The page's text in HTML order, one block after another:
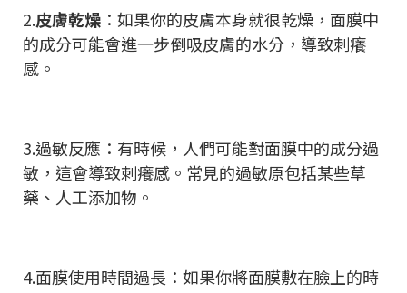
2.皮膚乾燥 ：如果你的皮膚本身就很乾燥，面膜中
的成分可能會進一步倒吸皮膚的水分，導致刺癢
感。
3.過敏反應：有時候，人們可能對面膜中的成分過
敏，這會導致刺癢感。常見的過敏原包括某些草
藥、人工添加物。
4.面膜使用時間過長：如果你將面膜敷在臉上的時